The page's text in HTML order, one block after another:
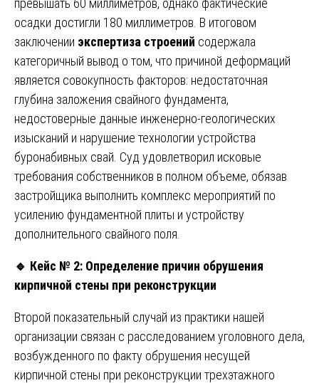
превышать 60 миллиметров, однако фактические
осадки достигли 180 миллиметров. В итоговом
заключении экспертиза строений содержала
категоричный вывод о том, что причиной деформаций
является совокупность факторов: недостаточная
глубина заложения свайного фундамента,
недостоверные данные инженерно-геологических
изысканий и нарушение технологии устройства
буронабивных свай. Суд удовлетворил исковые
требования собственников в полном объеме, обязав
застройщика выполнить комплекс мероприятий по
усилению фундаментной плиты и устройству
дополнительного свайного поля.
🔹 Кейс № 2: Определение причин обрушения
кирпичной стены при реконструкции
Второй показательный случай из практики нашей
организации связан с расследованием уголовного дела,
возбужденного по факту обрушения несущей
кирпичной стены при реконструкции трехэтажного